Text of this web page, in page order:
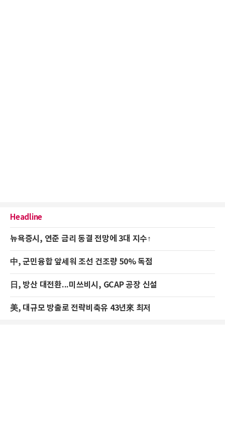
Headline
뉴욕증시, 연준 금리 동결 전망에 3대 지수↑
中, 군민융합 앞세워 조선 건조량 50% 독점
日, 방산 대전환...미쓰비시, GCAP 공장 신설
美, 대규모 방출로 전략비축유 43년來 최저